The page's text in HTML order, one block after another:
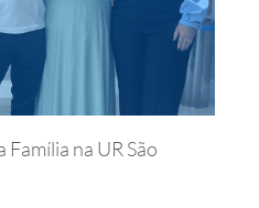
Família na UR São